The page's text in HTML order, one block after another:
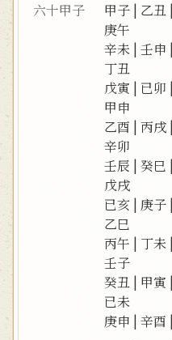
六十甲子 甲子 | 乙丑
庚午
辛未 |壬申
丁丑
戊寅 | 已卯 |
甲申
乙酉 |丙戌 |
辛卯
壬辰 |癸巳 |
戊戌
已亥 | 庚子
乙巳
丙午 | 丁未 |
壬子
癸丑 | 甲寅 |
已未
庚申 |辛酉